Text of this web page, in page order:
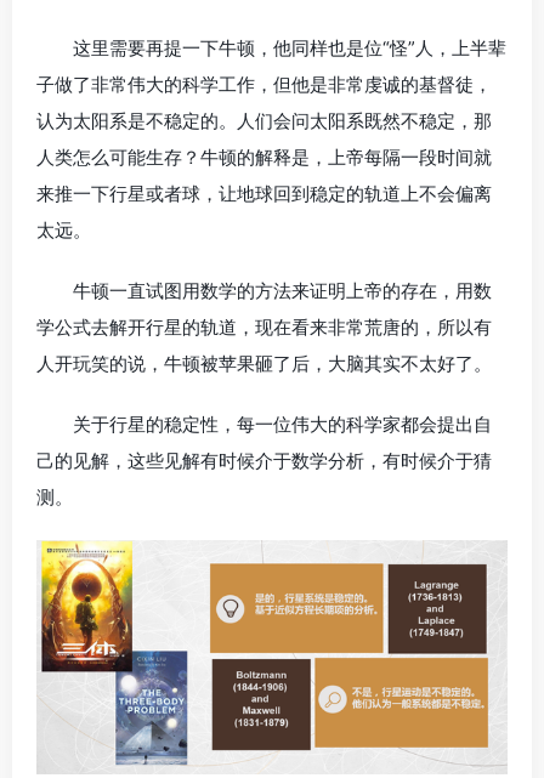
这里需要再提一下牛顿，他同样也是位“怪”人，上半辈
子做了非常伟大的科学工作，但他是非常虔诚的基督徒，
认为太阳系是不稳定的。人们会问太阳系既然不稳定，那
人类怎么可能生存？牛顿的解释是，上帝每隔一段时间就
来推一下行星或者球，让地球回到稳定的轨道上不会偏离
太远。
牛顿一直试图用数学的方法来证明上帝的存在，用数
学公式去解开行星的轨道，现在看来非常荒唐的，所以有
人开玩笑的说，牛顿被苹果砸了后，大脑其实不太好了。
关于行星的稳定性，每一位伟大的科学家都会提出自
己的见解，这些见解有时候介于数学分析，有时候介于猜
测。